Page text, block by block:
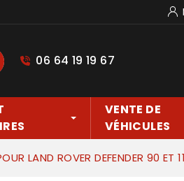
06 64 19 19 67
VENTE DE
VÉHICULES
LAND ROVER DEFENDER 90 ET